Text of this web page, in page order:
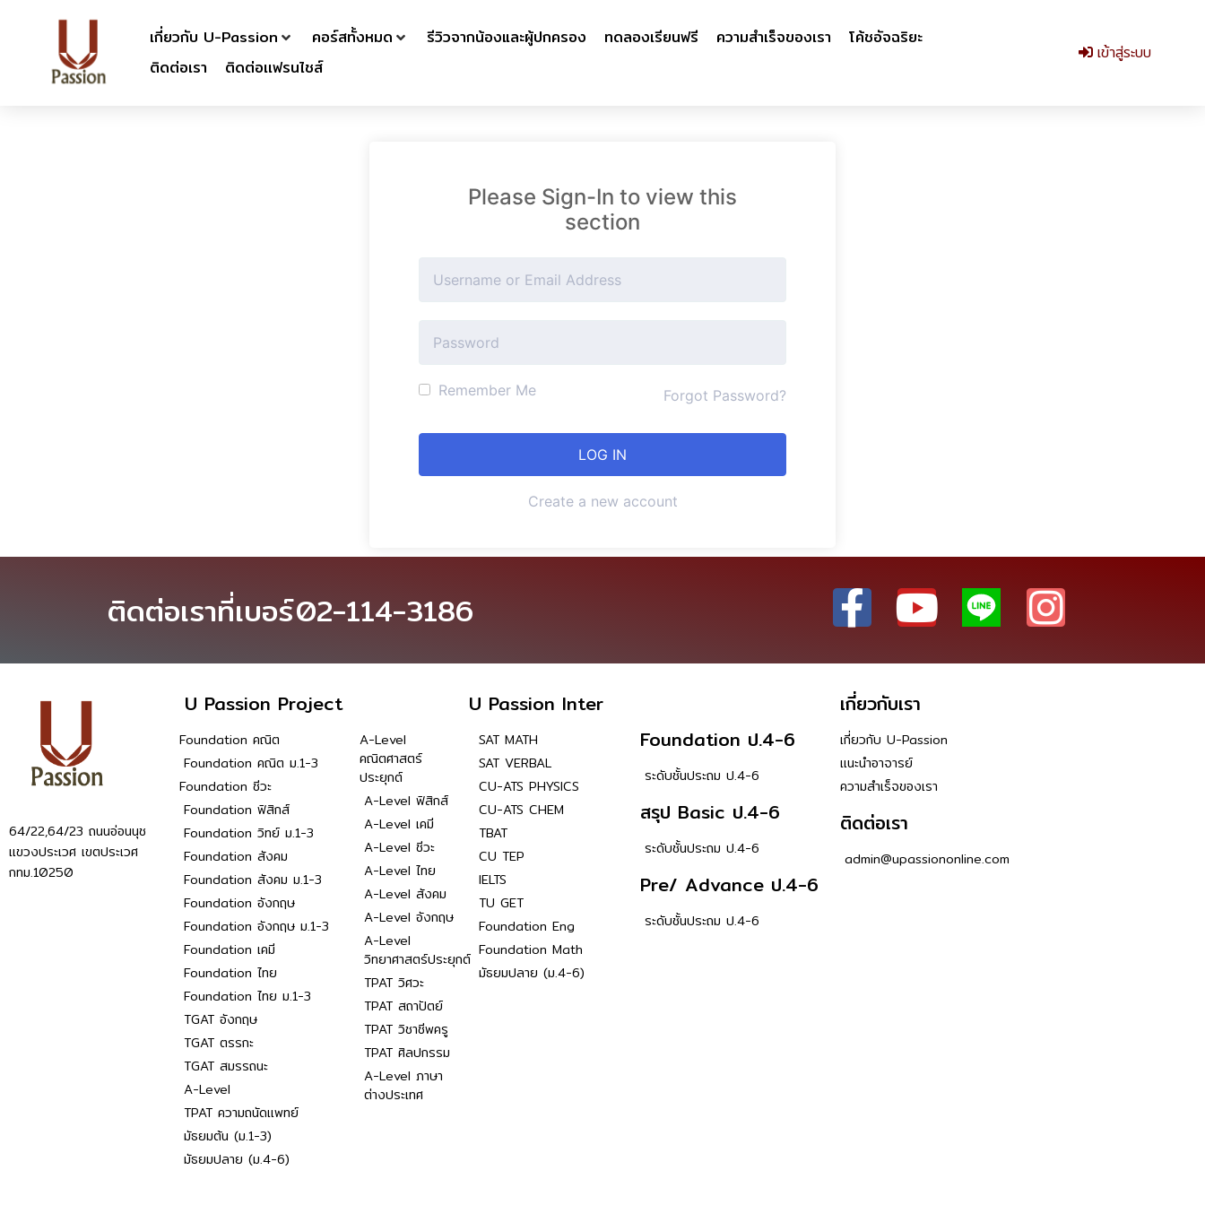
เกี่ยวกับ U-Passion คอร์สทั้งหมด รีวิวจากน้องและผู้ปกครอง ทดลองเรียนฟรี ความสำเร็จของเรา
โค้ชอัจฉริยะ
ติดต่อเรา
ติดต่อเเฟรนไชส์
เข้าสู่ระบบ
Please Sign-In to view this
section
Remember Me Forgot Password?
Create a new account
ติดต่อเราที่เบอร์02-114-3186
U Passion Project U Passion Inter เกี่ยวกับเรา
64/22,64/23 ถนนอ่อนนุช
แขวงประเวศ เขตประเวศ
กทม.10250
Foundation คณิต
Foundation คณิต ม.1-3
Foundation ชีวะ
Foundation ฟิสิกส์
Foundation วิทย์ ม.1-3
Foundation สังคม
Foundation สังคม ม.1-3
Foundation อังกฤษ
Foundation อังกฤษ ม.1-3
Foundation เคมี
Foundation ไทย
Foundation ไทย ม.1-3
TGAT อังกฤษ
TGAT ตรรกะ
TGAT สมรรถนะ
A-Level
TPAT ความถนัดแพทย์
มัธยมต้น (ม.1-3)
มัธยมปลาย (ม.4-6)
A-Level
คณิตศาสตร์
ประยุกต์
A-Level ฟิสิกส์
A-Level เคมี
A-Level ชีวะ
A-Level ไทย
A-Level สังคม
A-Level อังกฤษ
A-Level
วิทยาศาสตร์ประยุกต์
TPAT วิศวะ
TPAT สถาปัตย์
TPAT วิชาชีพครู
TPAT ศิลปกรรม
A-Level ภาษา
ต่างประเทศ
SAT MATH
SAT VERBAL
CU-ATS PHYSICS
CU-ATS CHEM
TBAT
CU TEP
IELTS
TU GET
Foundation Eng
Foundation Math
มัธยมปลาย (ม.4-6)
Foundation ป.4-6
ระดับชั้นประถม ป.4-6
สรุป Basic ป.4-6
ระดับชั้นประถม ป.4-6
Pre/ Advance ป.4-6
ระดับชั้นประถม ป.4-6
เกี่ยวกับ U-Passion
แนะนำอาจารย์
ความสำเร็จของเรา
ติดต่อเรา
admin@upassiononline.com